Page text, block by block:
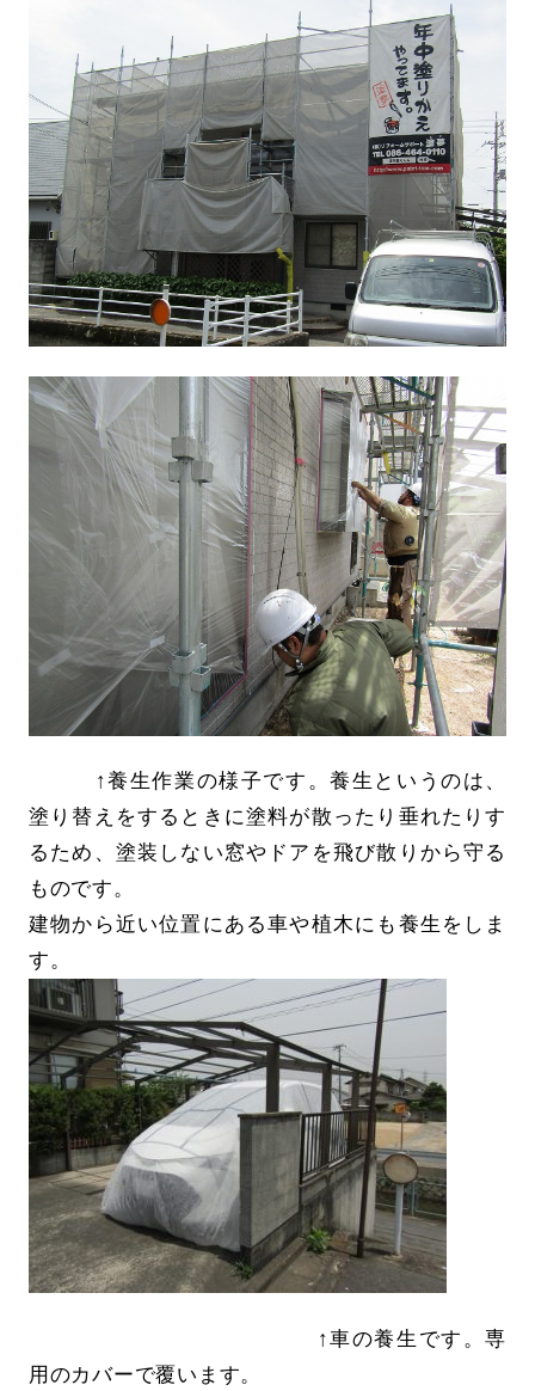
↑養生作業の様子です。養生というのは、
塗り替えをするときに塗料が散ったり垂れたりす
るため、塗装しない窓やドアを飛び散りから守る
ものです。
建物から近い位置にある車や植木にも養生をしま
す。
↑車の養生です。専
用のカバーで覆います。